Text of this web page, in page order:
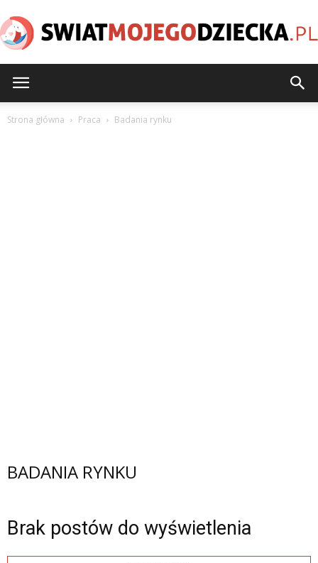
Strona główna Praca Badania rynku
BADANIA RYNKU
Brak postów do wyświetlenia